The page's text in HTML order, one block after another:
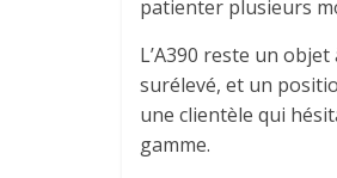
patienter plusieurs
L’A390 reste un
surélevé, et un
une clientèle qui
gamme.